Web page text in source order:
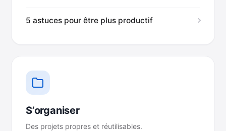
5 astuces pour être plus productif
S’organiser
Des projets propres et réutilisables.